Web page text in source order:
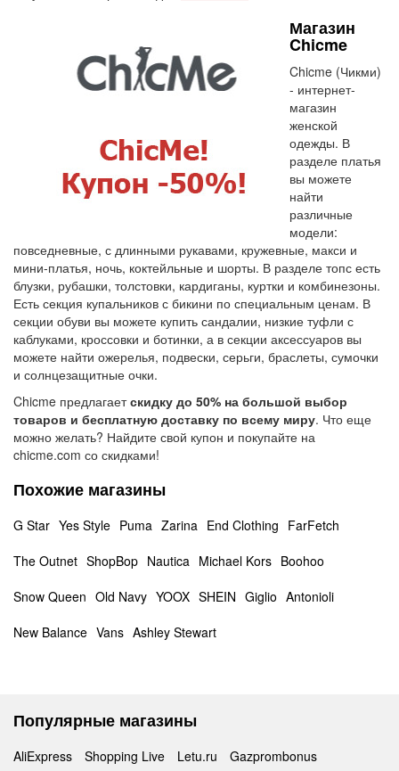
Магазин
Chicme
Chicme (Чикми)
- интернет-
магазин
женской
одежды. В
разделе платья
вы можете
найти
различные
модели:
повседневные, с длинными рукавами, кружевные, макси и
мини-платья, ночь, коктейльные и шорты. В разделе топс есть
блузки, рубашки, толстовки, кардиганы, куртки и комбинезоны.
Есть секция купальников с бикини по специальным ценам. В
секции обуви вы можете купить сандалии, низкие туфли с
каблуками, кроссовки и ботинки, а в секции аксессуаров вы
можете найти ожерелья, подвески, серьги, браслеты, сумочки
и солнцезащитные очки.
Chicme предлагаетскидку до 50% на большой выбор
товаров и бесплатную доставку по всему миру. Что еще
можно желать? Найдите свой купон и покупайте на
chicme.com со скидками!
Похожие магазины
G Star Yes Style Puma Zarina End Clothing FarFetch
The Outnet ShopBop Nautica Michael Kors Boohoo
Snow Queen Old Navy YOOX SHEIN Giglio Antonioli
New Balance Vans Ashley Stewart
Популярные магазины
AliExpress Shopping Live Letu.ru Gazprombonus